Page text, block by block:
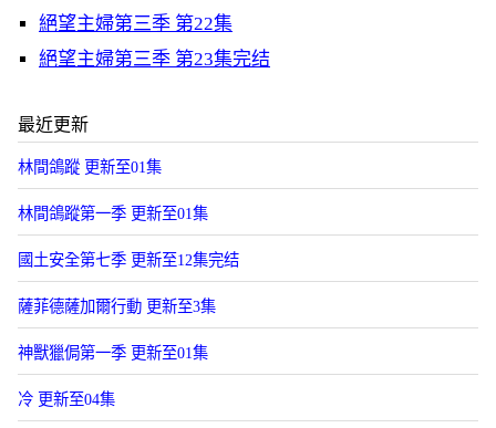
絕望主婦第三季 第22集
絕望主婦第三季 第23集完结
最近更新
林間鴿蹤 更新至01集
林間鴿蹤第一季 更新至01集
國土安全第七季 更新至12集完结
薩菲德薩加爾行動 更新至3集
神獸獵侷第一季 更新至01集
冷 更新至04集